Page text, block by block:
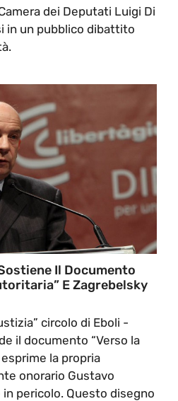
dei Deputati Luigi Di
in un pubblico dibattito
Il Documento
E Zagrebelsky
circolo di Eboli -
il documento “Verso la
la propria
onorario Gustavo
in pericolo. Questo disegno